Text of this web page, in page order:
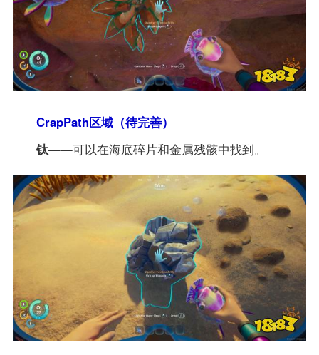
CrapPath区域（待完善）
钛——可以在海底碎片和金属残骸中找到。